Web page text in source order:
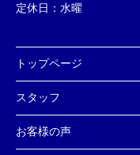
定休日： 水曜
トップページ
スタッフ
お客様の声